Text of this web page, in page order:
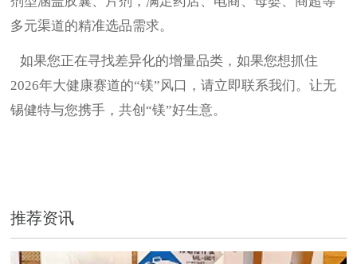
多元渠道的精准选品需求。
如果您正在寻找差异化的增量品类，如果您想抓住
2026年大健康赛道的“镁”风口，请立即联系我们。让无
锡健特与您携手，共创“镁”好生意。
推荐资讯